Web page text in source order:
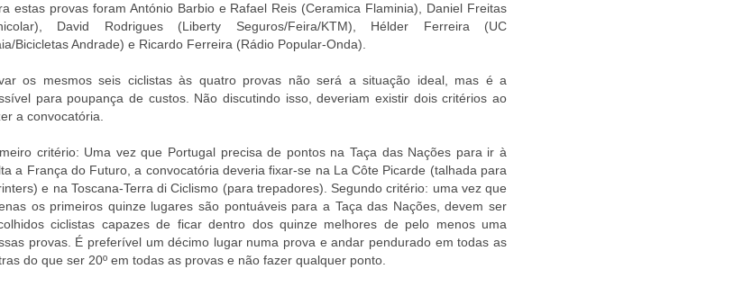
estas provas foram António Barbio e Rafael Reis (Ceramica Flaminia), Daniel Freitas
David Rodrigues (Liberty Seguros/Feira/KTM), Hélder Ferreira (UC
Bicicletas Andrade) e Ricardo Ferreira (Rádio Popular-Onda).
os mesmos seis ciclistas às quatro provas não será a situação ideal, mas é a
para poupança de custos. Não discutindo isso, deveriam existir dois critérios ao
a convocatória.
critério: Uma vez que Portugal precisa de pontos na Taça das Nações para ir à
a França do Futuro, a convocatória deveria fixar-se na La Côte Picarde (talhada para
e na Toscana-Terra di Ciclismo (para trepadores). Segundo critério: uma vez que
os primeiros quinze lugares são pontuáveis para a Taça das Nações, devem ser
ciclistas capazes de ficar dentro dos quinze melhores de pelo menos uma
provas. É preferível um décimo lugar numa prova e andar pendurado em todas as
do que ser 20º em todas as provas e não fazer qualquer ponto.